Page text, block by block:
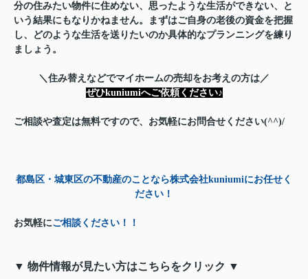
分の住みたい物件に住めない、思ったような生活ができない、と
いう結果にもなりかねません。まずはご自身の老後の資金を把握
し、どのような生活を送りたいのか具体的なプランニングを練り
ましょう。
＼住み替えなどでマイホームの売却をお考えの方は／
ぜひkuniumiへご依頼ください♪
ご相談や査定は無料ですので、お気軽にお問合せください(^^)/
都島区・城東区の不動産のことなら株式会社kuniumiにお任せく
ださい！
お気軽にご相談ください！！
▼ 物件情報が見たい方はこちらをクリック ▼